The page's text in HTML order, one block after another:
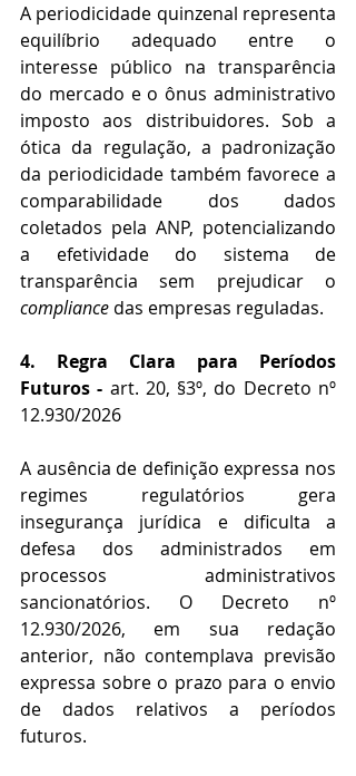
A periodicidade quinzenal representa
equilíbrio adequado entre o
interesse público na transparência
do mercado e o ônus administrativo
imposto aos distribuidores. Sob a
ótica da regulação, a padronização
da periodicidade também favorece a
comparabilidade dos dados
coletados pela ANP, potencializando
a efetividade do sistema de
compliance das empresas reguladas.
4. Regra Clara para Períodos
Futuros - art. 20, §3º, do Decreto nº
12.930/2026
A ausência de definição expressa nos
regimes regulatórios gera
insegurança jurídica e dificulta a
defesa dos administrados em
processos administrativos
sancionatórios. O Decreto nº
12.930/2026, em sua redação
anterior, não contemplava previsão
expressa sobre o prazo para o envio
de dados relativos a períodos
futuros.